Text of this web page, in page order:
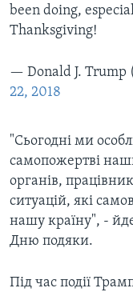
been doing,
Thanksgiving!
— Donald J. Trump
22, 2018
"Сьогодні ми
самопожертві
органів,
ситуацій, які
нашу країну", -
Дню подяки.
Під час події